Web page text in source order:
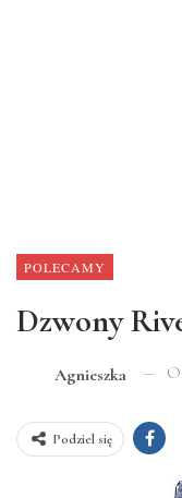
POLECAMY
Dzwony
Agnieszka
Podziel się